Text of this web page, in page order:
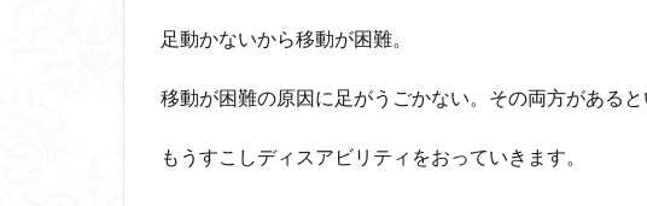
足動かないから移動が困難。
移動が困難の原因に足がうごかない。その両方があると
もうすこしディスアビリティをおっていきます。